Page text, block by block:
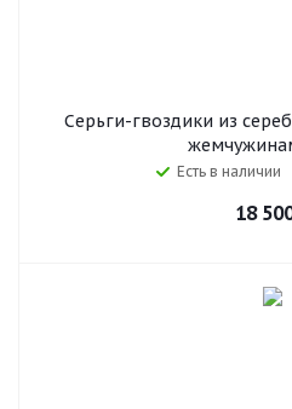
Серьги-гвоздики из
Есть в наличии
18